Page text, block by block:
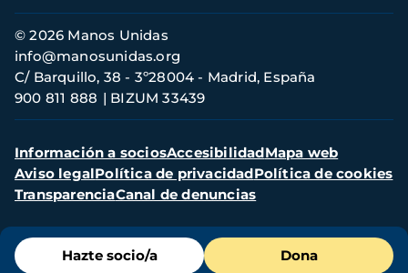
Menú
de
Hazte socio/a Dona
Información
de
contacto
© 2026 Manos Unidas
C/ Barquillo, 38 - 3º28004 - Madrid, España
900 811 888
BIZUM 33439
info@manosunidas.org
Menú
secundario
Información a sociosAccesibilidadMapa web
Aviso legalPolítica de privacidadPolítica de cookies
TransparenciaCanal de denuncias